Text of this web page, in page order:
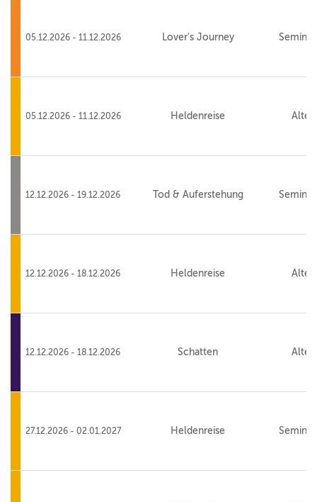
05.12.2026 - 11.12.2026 Lover's Journey
05.12.2026 - 11.12.2026 Heldenreise Alte
12.12.2026 - 19.12.2026 Tod & Auferstehung
12.12.2026 - 18.12.2026 Heldenreise Alte
12.12.2026 - 18.12.2026 Schatten Alte
27.12.2026 - 02.01.2027 Heldenreise